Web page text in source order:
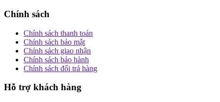
Chính sách
Chính sách thanh toán
Chính sách bảo mật
Chính sách giao nhận
Chính sách bảo hành
Chính sách đổi trả hàng
Hỗ trợ khách hàng